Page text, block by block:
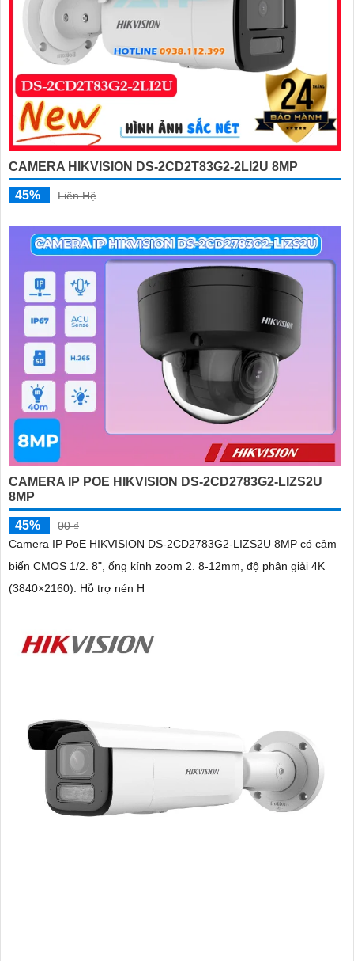
CAMERA HIKVISION DS-2CD2T83G2-2LI2U 8MP
45% Liên Hệ
CAMERA IP POE HIKVISION DS-2CD2783G2-LIZS2U
8MP
45%
00 ₫
Camera IP PoE HIKVISION DS-2CD2783G2-LIZS2U 8MP có cảm
biến CMOS 1/2. 8", ống kính zoom 2. 8-12mm, độ phân giải 4K
(3840×2160). Hỗ trợ nén H